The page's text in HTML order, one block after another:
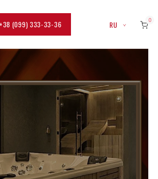
+38 (099) 333-33-36 RU 0